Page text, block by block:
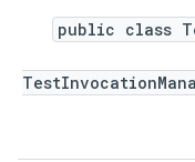
public class